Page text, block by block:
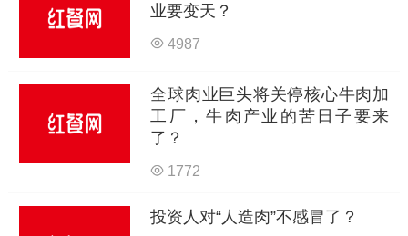
业要变天？
4987
全球肉业巨头将关停核心牛肉加
工厂，牛肉产业的苦日子要来
了？
1772
投资人对“人造肉”不感冒了？